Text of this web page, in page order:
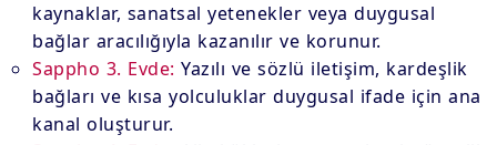
kaynaklar, sanatsal yetenekler veya duygusal
bağlar aracılığıyla kazanılır ve korunur.
Sappho 3. Evde: Yazılı ve sözlü iletişim, kardeşlik
bağları ve kısa yolculuklar duygusal ifade için ana
kanal oluşturur.